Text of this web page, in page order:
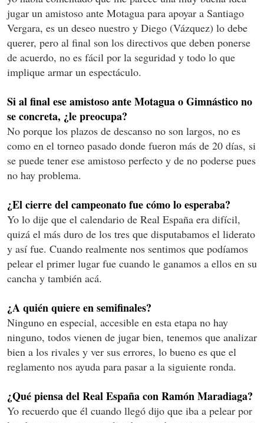
jugar un amistoso ante Motagua para apoyar a Santiago
Vergara, es un deseo nuestro y Diego (Vázquez) lo debe
querer, pero al final son los directivos que deben ponerse
de acuerdo, no es fácil por la seguridad y todo lo que
implique armar un espectáculo.
Si al final ese amistoso ante Motagua o Gimnástico no
se concreta, ¿le preocupa?
No porque los plazos de descanso no son largos, no es
como en el torneo pasado donde fueron más de 20 días, si
se puede tener ese amistoso perfecto y de no poderse pues
no hay problema.
¿El cierre del campeonato fue cómo lo esperaba?
Yo lo dije que el calendario de Real España era difícil,
quizá el más duro de los tres que disputabamos el liderato
y así fue. Cuando realmente nos sentimos que podíamos
pelear el primer lugar fue cuando le ganamos a ellos en su
cancha y también acá.
¿A quién quiere en semifinales?
Ninguno en especial, accesible en esta etapa no hay
ninguno, todos vienen de jugar bien, tenemos que analizar
bien a los rivales y ver sus errores, lo bueno es que el
reglamento nos ayuda para pasar a la siguiente ronda.
¿Qué piensa del Real España con Ramón Maradiaga?
Yo recuerdo que él cuando llegó dijo que iba a pelear por